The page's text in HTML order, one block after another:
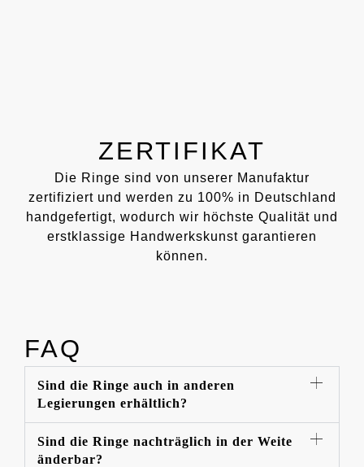
ZERTIFIKAT
Die Ringe sind von unserer Manufaktur
zertifiziert und werden zu 100% in Deutschland
handgefertigt, wodurch wir höchste Qualität und
erstklassige Handwerkskunst garantieren
können.
FAQ
Sind die Ringe auch in anderen
Legierungen erhältlich?
Sind die Ringe nachträglich in der Weite
änderbar?